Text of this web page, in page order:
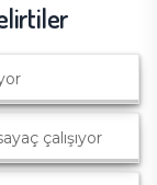
çalışıyor